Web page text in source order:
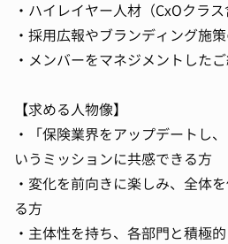
・ハイレイヤー人材（CxOクラ
・採用広報やブランディング施
・メンバーをマネジメントした
【求める人物像】
・「保険業界をアップデートし
いうミッションに共感できる方
・変化を前向きに楽しみ、全体
る方
・主体性を持ち、各部門と積極